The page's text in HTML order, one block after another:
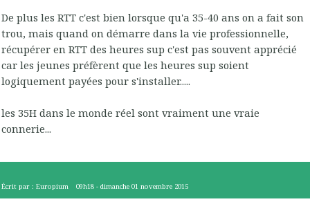
De plus les RTT c'est bien lorsque qu'a 35-40 ans on a fait son
trou, mais quand on démarre dans la vie professionnelle,
récupérer en RTT des heures sup c'est pas souvent apprécié
car les jeunes préfèrent que les heures sup soient
logiquement payées pour s'installer.....
les 35H dans le monde réel sont vraiment une vraie
connerie...
Écrit par : Europium 09h18 -dimanche 01 novembre 2015